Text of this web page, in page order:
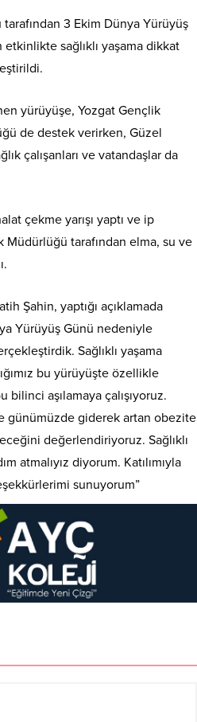
tarafından 3 Ekim Dünya Yürüyüş
sağlıklı yaşama dikkat
yürüyüşe, Yozgat Gençlik
de destek verirken, Güzel
çalışanları ve vatandaşlar da
çekme yarışı yaptı ve ip
Müdürlüğü tarafından elma, su ve
Şahin, yaptığı açıklamada
Yürüyüş Günü nedeniyle
Sağlıklı yaşama
bu yürüyüşte özellikle
aşılamaya çalışıyoruz.
günümüzde giderek artan obezite
değerlendiriyoruz. Sağlıklı
atmalıyız diyorum. Katılımıyla
sunuyorum”